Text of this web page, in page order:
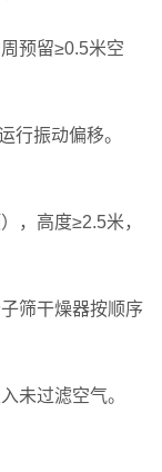
预留≥0.5米空
振动偏移。
高度≥2.5米，
筛干燥器按顺序
过滤空气。